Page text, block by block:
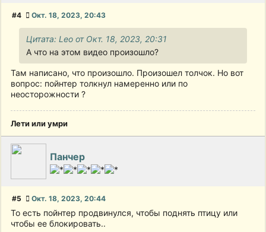
#4 Окт. 18, 2023, 20:43
Цитата: Leo от Окт. 18, 2023, 20:31
А что на этом видео произошло?
Там написано, что произошло. Произошел толчок. Но вот
вопрос: пойнтер толкнул намеренно или по
неосторожности ?
Лети или умри
Панчер
#5 Окт. 18, 2023, 20:44
То есть пойнтер продвинулся, чтобы поднять птицу или
чтобы ее блокировать..